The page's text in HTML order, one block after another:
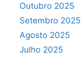
Outubro 2025
Setembro 2025
Agosto 2025
Julho 2025